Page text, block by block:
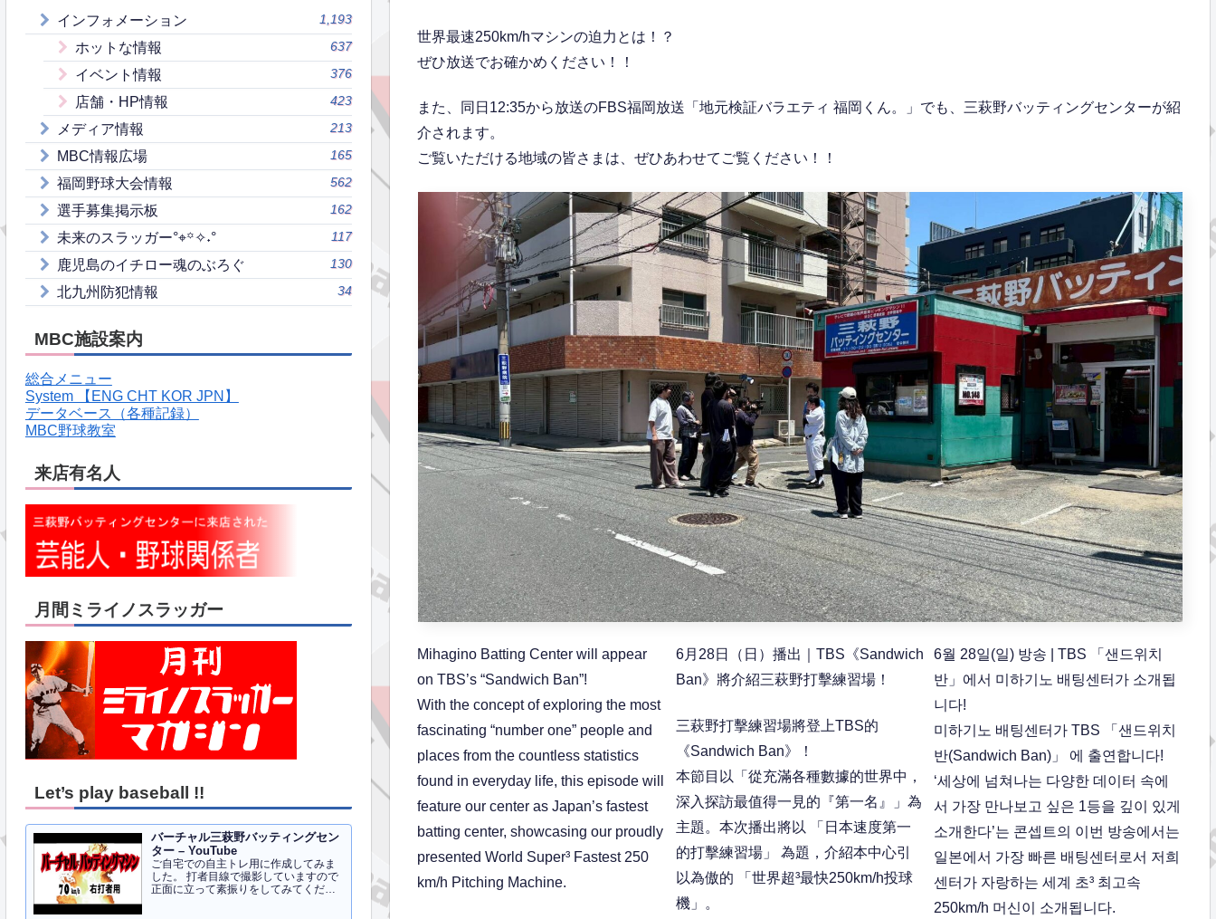
世界最速250km/hマシンの迫力とは！？
ぜひ放送でお確かめください！！
また、同日12:35から放送のFBS福岡放送「地元検証バラエティ 福岡くん。」でも、三萩野バッティングセンターが紹
介されます。
ご覧いただける地域の皆さまは、ぜひあわせてご覧ください！！
Mihagino Batting Center will appear
on TBS’s “Sandwich Ban”!
With the concept of exploring the most
fascinating “number one” people and
places from the countless statistics
found in everyday life, this episode will
feature our center as Japan’s fastest
batting center, showcasing our proudly
presented World Super³ Fastest 250
km/h Pitching Machine.
6月28日（日）播出｜TBS《Sandwich
Ban》將介紹三萩野打擊練習場！
三萩野打擊練習場將登上TBS的
《Sandwich Ban》！
本節目以「從充滿各種數據的世界中，
深入探訪最值得一見的『第一名』」為
主題。本次播出將以 「日本速度第一
的打擊練習場」 為題，介紹本中心引
以為傲的 「世界超³最快250km/h投球
機」。
6월 28일(일) 방송 | TBS 「샌드위치
반」에서 미하기노 배팅센터가 소개됩
니다!
미하기노 배팅센터가 TBS 「샌드위치
반(Sandwich Ban)」 에 출연합니다!
‘세상에 넘쳐나는 다양한 데이터 속에
서 가장 만나보고 싶은 1등을 깊이 있게
소개한다’는 콘셉트의 이번 방송에서는
일본에서 가장 빠른 배팅센터로서 저희
센터가 자랑하는 세계 초³ 최고속
250km/h 머신이 소개됩니다.
インフォメーション 1,193
ホットな情報 637
イベント情報 376
店舗・HP情報 423
メディア情報 213
MBC情報広場 165
福岡野球大会情報 562
選手募集掲示板 162
未来のスラッガー°⌖꙳✧˖° 117
鹿児島のイチロー魂のぶろぐ 130
北九州防犯情報 34
MBC施設案内
総合メニュー
System 【ENG CHT KOR JPN】
データベース（各種記録）
MBC野球教室
来店有名人
月間ミライノスラッガー
Let’s play baseball !!
バーチャル三萩野バッティングセン
ター – YouTube
ご自宅での自主トレ用に作成してみま
した。 打者目線で撮影していますので
正面に立って素振りをしてみてくださ